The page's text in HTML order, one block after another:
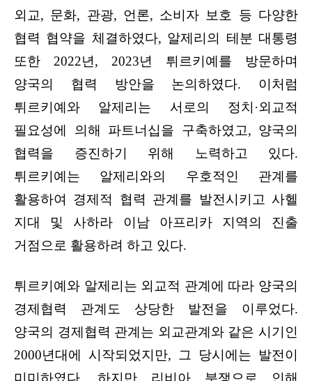
외교, 문화, 관광, 언론, 소비자 보호 등 다양한
협력 협약을 체결하였다, 알제리의 테분 대통령
또한 2022년, 2023년 튀르키예를 방문하며
양국의 협력 방안을 논의하였다. 이처럼
튀르키예와 알제리는 서로의 정치·외교적
필요성에 의해 파트너십을 구축하였고, 양국의
협력을 증진하기 위해 노력하고 있다.
튀르키예는 알제리와의 우호적인 관계를
활용하여 경제적 협력 관계를 발전시키고 사헬
지대 및 사하라 이남 아프리카 지역의 진출
거점으로 활용하려 하고 있다.
튀르키예와 알제리는 외교적 관계에 따라 양국의
경제협력 관계도 상당한 발전을 이루었다.
양국의 경제협력 관계는 외교관계와 같은 시기인
2000년대에 시작되었지만, 그 당시에는 발전이
미미하였다. 하지만 리비아 분쟁으로 인해